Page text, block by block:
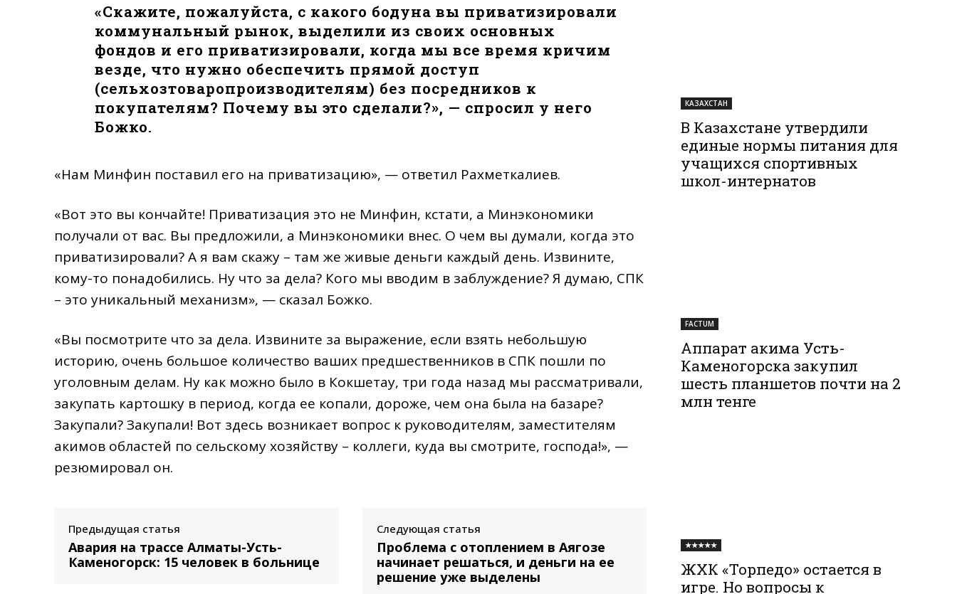
«Скажите, пожалуйста, с какого бодуна вы приватизировали
коммунальный рынок, выделили из своих основных
фондов и его приватизировали, когда мы все время кричим
везде, что нужно обеспечить прямой доступ
(сельхозтоваропроизводителям) без посредников к
покупателям? Почему вы это сделали?», — спросил у него
Божко.
«Нам Минфин поставил его на приватизацию», — ответил Рахметкалиев.
«Вот это вы кончайте! Приватизация это не Минфин, кстати, а Минэкономики
получали от вас. Вы предложили, а Минэкономики внес. О чем вы думали, когда это
приватизировали? А я вам скажу – там же живые деньги каждый день. Извините,
кому-то понадобились. Ну что за дела? Кого мы вводим в заблуждение? Я думаю, СПК
– это уникальный механизм», — сказал Божко.
«Вы посмотрите что за дела. Извините за выражение, если взять небольшую
историю, очень большое количество ваших предшественников в СПК пошли по
уголовным делам. Ну как можно было в Кокшетау, три года назад мы рассматривали,
закупать картошку в период, когда ее копали, дороже, чем она была на базаре?
Закупали? Закупали! Вот здесь возникает вопрос к руководителям, заместителям
акимов областей по сельскому хозяйству – коллеги, куда вы смотрите, господа!», —
резюмировал он.
Предыдущая статья
Авария на трассе Алматы-Усть-
Каменогорск: 15 человек в больнице
Следующая статья
Проблема с отоплением в Аягозе
начинает решаться, и деньги на ее
решение уже выделены
КАЗАХСТАН
В Казахстане утвердили
единые нормы питания для
учащихся спортивных
школ-интернатов
FACTUM
Аппарат акима Усть-
Каменогорска закупил
шесть планшетов почти на 2
млн тенге
★★★★★
ЖХК «Торпедо» остается в
игре. Но вопросы к